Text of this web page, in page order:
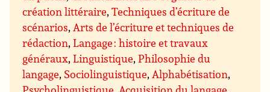
création littéraire,Techniques d’écriture de
scénarios,Arts de l’écriture et techniques de
rédaction,Langage : histoire et travaux
généraux,Linguistique,Philosophie du
langage, Sociolinguistique,Alphabétisation,